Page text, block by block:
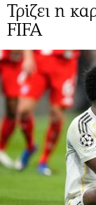
Τρίζει η
FIFA